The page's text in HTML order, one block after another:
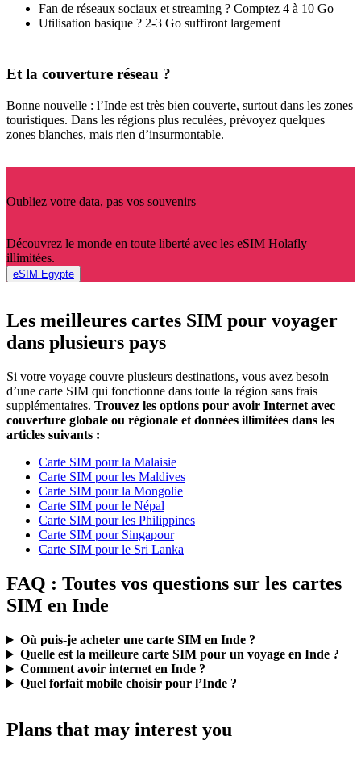
Fan de réseaux sociaux et streaming ? Comptez 4 à 10 Go
Utilisation basique ? 2-3 Go suffiront largement
Et la couverture réseau ?
Bonne nouvelle : l’Inde est très bien couverte, surtout dans les zones
touristiques. Dans les régions plus reculées, prévoyez quelques
zones blanches, mais rien d’insurmontable.
Oubliez votre data, pas vos souvenirs
Découvrez le monde en toute liberté avec les eSIM Holafly
illimitées.
eSIM Egypte
Les meilleures cartes SIM pour voyager
dans plusieurs pays
Si votre voyage couvre plusieurs destinations, vous avez besoin
d’une carte SIM qui fonctionne dans toute la région sans frais
supplémentaires. Trouvez les options pour avoir Internet avec
couverture globale ou régionale et données illimitées dans les
articles suivants :
Carte SIM pour la Malaisie
Carte SIM pour les Maldives
Carte SIM pour la Mongolie
Carte SIM pour le Népal
Carte SIM pour les Philippines
Carte SIM pour Singapour
Carte SIM pour le Sri Lanka
FAQ : Toutes vos questions sur les cartes
SIM en Inde
Où puis-je acheter une carte SIM en Inde ?
Quelle est la meilleure carte SIM pour un voyage en Inde ?
Comment avoir internet en Inde ?
Quel forfait mobile choisir pour l’Inde ?
Plans that may interest you